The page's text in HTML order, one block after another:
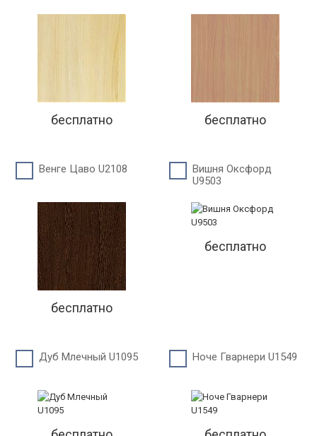
бесплатно бесплатно
Венге Цаво U2108
бесплатно
Вишня Оксфорд
U9503
бесплатно
Дуб Млечный U1095 Ноче Гварнери U1549